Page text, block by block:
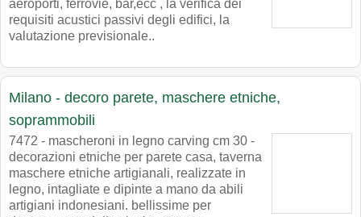
aeroporti, ferrovie, bar,ecc , la verifica dei
requisiti acustici passivi degli edifici, la
valutazione previsionale..
Milano - decoro parete, maschere etniche,
soprammobili
7472 - mascheroni in legno carving cm 30 -
decorazioni etniche per parete casa, taverna
maschere etniche artigianali, realizzate in
legno, intagliate e dipinte a mano da abili
artigiani indonesiani. bellissime per